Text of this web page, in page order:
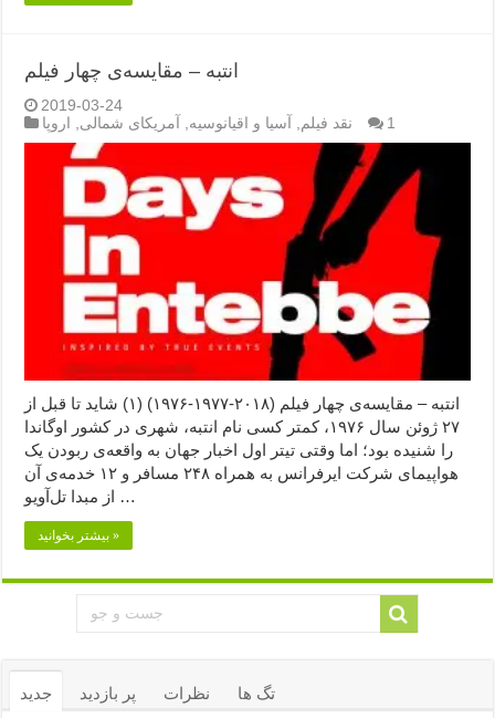
انتبه – مقایسه‌ی چهار فیلم
2019-03-24
نقد فیلم
آسیا و اقیانوسیه آمریکای شمالی اروپا 1
انتبه – مقایسه‌ی چهار فیلم (۲۰۱۸-۱۹۷۷-۱۹۷۶) (۱) شاید تا قبل از
۲۷ ژوئن سال ۱۹۷۶، کمتر کسی نام انتبه، شهری در کشور اوگاندا
را شنیده بود؛ اما وقتی تیتر اول اخبار جهان به واقعه‌ی ربودن یک
هواپیمای شرکت ایرفرانس به همراه ۲۴۸ مسافر و ۱۲ خدمه‌ی آن
از مبدا تل‌آویو …
بیشتر بخوانید »
جدید پر بازدید نظرات تگ ها